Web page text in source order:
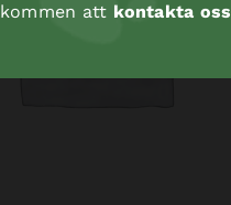
att kontakta oss